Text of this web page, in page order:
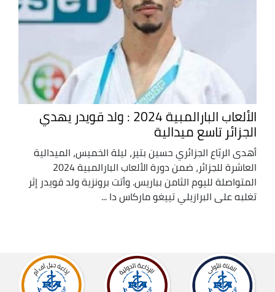
الألعاب البارالمبية 2024 : ولد قويدر يهدي
الجزائر تاسع ميدالية
أهدى الربّاع الجزائري حسين بتير، ليلة الخميس، الميدالية
العاشرة للجزائر، ضمن دورة الألعاب البارالمبية 2024
المتواصلة لليوم الثامن بباريس. وأتت برونزية ولد قويدر إثر
تغلبه على البرازيلي تييغو ماركاس دا ...